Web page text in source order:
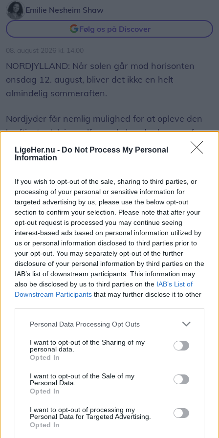
LigeHer.nu - Do Not Process My Personal
Information
If you wish to opt-out of the sale, sharing to third parties, or
processing of your personal or sensitive information for
targeted advertising by us, please use the below opt-out
section to confirm your selection. Please note that after your
opt-out request is processed you may continue seeing
interest-based ads based on personal information utilized by
us or personal information disclosed to third parties prior to
your opt-out. You may separately opt-out of the further
disclosure of your personal information by third parties on the
IAB’s list of downstream participants. This information may
also be disclosed by us to third parties on the IAB’s List of
Downstream Participants that may further disclose it to other
Personal Data Processing Opt Outs
I want to opt-out of the Sharing of my
personal data.
Opted In
I want to opt-out of the Sale of my
Personal Data.
Opted In
I want to opt-out of processing my
Personal Data for Targeted Advertising.
Opted In
Emilie Nesheim Shaw
Følg os på Discover
08. august 2026 kl. 14.00
NORDJYLLAND: Når solen går mod horisonten
onsdag 12. august, bliver det ikke en helt
almindelig sommeraften.
Nordjyder får nemlig mulighed for at opleve den
kraftigste delvise solformørkelse, der kan ses fra
Danmark frem til 2048.
Solen, og afhængigt af hvor i Danmark man
befinder sig, vil op mod 86 procent af Solens skive
være dækket.
Det oplyser sol26 i en pressemeddelelse.
Formørkelsen topper omkring klokken 20.00, kort
før solnedgang, hvilket giver gode muligheder for
at opleve fænomenet fra steder med frit udsyn
For mange nordjyder kan kysterne, fjordene og de
åbne landskaber danne en flot ramme om den
sjældne naturoplevelse, hvis vejret arter sig.
- En solformørkelse er en af de få begivenheder,
der kan få os alle til at stoppe op og kigge i
samme retning. Det er både smukt, fascinerende
og en fantastisk anledning til at samles om Solen,
Vis mere
Del artikel
Mennesker
Store kommunale forskelle i
forekomsten af demens i Nordjylland